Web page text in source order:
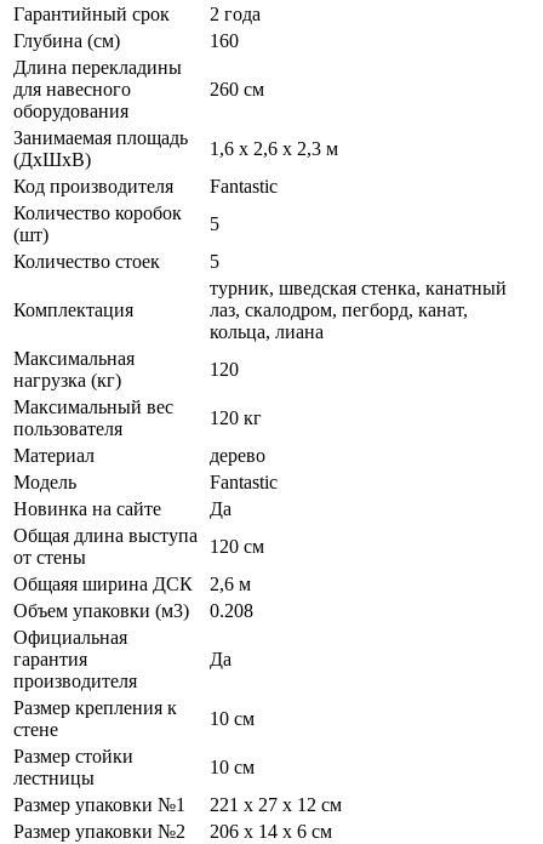
Гарантийный срок
2 года
Глубина (см)
160
Длина перекладины
для навесного
оборудования
260 см
Занимаемая площадь
(ДхШхВ)
1,6 x 2,6 х 2,3 м
Код производителя
Fantastic
Количество коробок
(шт)
5
Количество стоек
5
Комплектация
турник, шведская стенка, канатный
лаз, скалодром, пегборд, канат,
кольца, лиана
Максимальная
нагрузка (кг)
120
Максимальный вес
пользователя
120 кг
Материал
дерево
Модель
Fantastic
Новинка на сайте
Да
Общая длина выступа
от стены
120 см
Общаяя ширина ДСК
2,6 м
Объем упаковки (м3)
0.208
Официальная
гарантия
производителя
Да
Размер крепления к
стене
10 см
Размер стойки
лестницы
10 см
Размер упаковки №1
221 х 27 х 12 cм
Размер упаковки №2
206 х 14 х 6 cм